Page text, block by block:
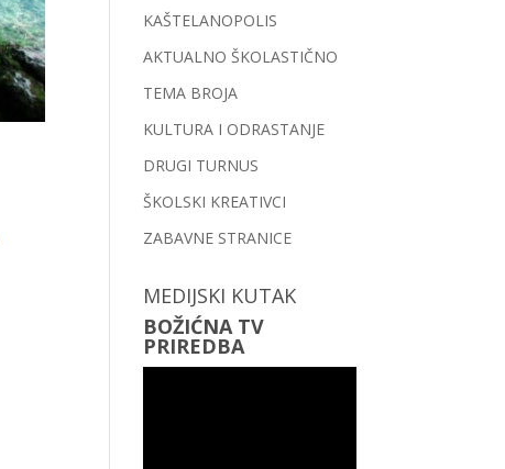
KAŠTELANOPOLIS
AKTUALNO ŠKOLASTIČNO
TEMA BROJA
KULTURA I ODRASTANJE
DRUGI TURNUS
ŠKOLSKI KREATIVCI
ZABAVNE STRANICE
MEDIJSKI KUTAK
BOŽIĆNA TV
PRIREDBA